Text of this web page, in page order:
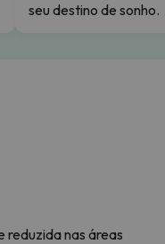
seu destino de sonho.
reduzida nas áreas